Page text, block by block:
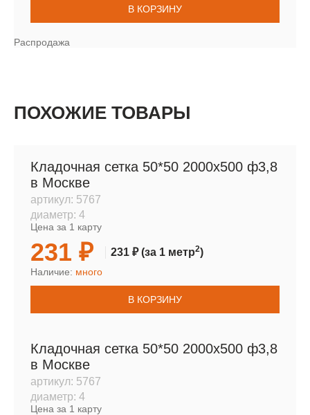
В КОРЗИНУ
Распродажа
ПОХОЖИЕ ТОВАРЫ
Кладочная сетка 50*50 2000х500 ф3,8
в Москве
артикул: 5767
диаметр: 4
Цена за 1 карту
231 ₽ 231 ₽(за 1 метр2)
Наличие: много
В КОРЗИНУ
Кладочная сетка 50*50 2000х500 ф3,8
в Москве
артикул: 5767
диаметр: 4
Цена за 1 карту